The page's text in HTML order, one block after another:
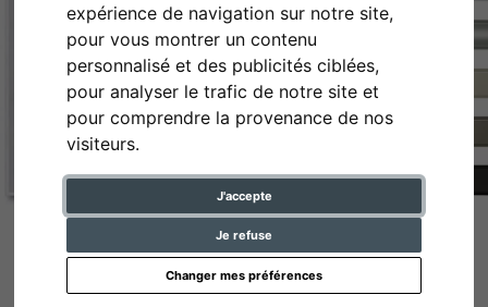
expérience de navigation sur notre site,
pour vous montrer un contenu
personnalisé et des publicités ciblées,
pour analyser le trafic de notre site et
pour comprendre la provenance de nos
visiteurs.
J'accepte
Je refuse
Changer mes préférences